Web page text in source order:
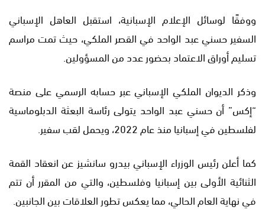
ووفقًا لوسائل الإعلام الإسبانية، استقبل العاهل الإسباني
السفير حسني عبد الواحد في القصر الملكي، حيث تمت مراسم
تسليم أوراق الاعتماد بحضور عدد من المسؤولين.
وذكر الديوان الملكي الإسباني عبر حسابه الرسمي على منصة
“إكس” أن حسني عبد الواحد يتولى رئاسة البعثة الدبلوماسية
لفلسطين في إسبانيا منذ عام 2022، ويحمل لقب سفير.
كما أعلن رئيس الوزراء الإسباني بيدرو سانشيز عن انعقاد القمة
الثنائية الأولى بين إسبانيا وفلسطين، والتي من المقرر أن تتم
في نهاية العام الحالي، مما يعكس تطور العلاقات بين الجانبين.